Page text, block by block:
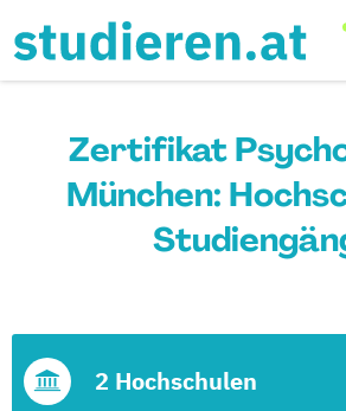
Zertifikat
München:
2 Hochschulen